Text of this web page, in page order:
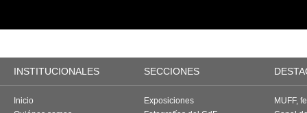
INSTITUCIONALES SECCIONES
Inicio
Exposiciones
MUFF,